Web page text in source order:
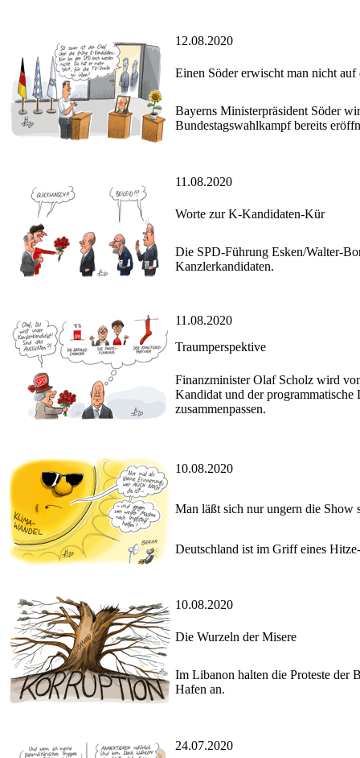
12.08.2020
Einen Söder erwischt man nicht auf
Bayerns Ministerpräsident Söder
Bundestagswahlkampf bereits
11.08.2020
Worte zur K-Kandidaten-Kür
Die SPD-Führung Esken/Walter-
Kanzlerkandidaten.
11.08.2020
Traumperspektive
Finanzminister Olaf Scholz wird
Kandidat und der
zusammenpassen.
10.08.2020
Man läßt sich nur ungern die Show
Deutschland ist im Griff eines
10.08.2020
Die Wurzeln der Misere
Im Libanon halten die Proteste der
Hafen an.
24.07.2020